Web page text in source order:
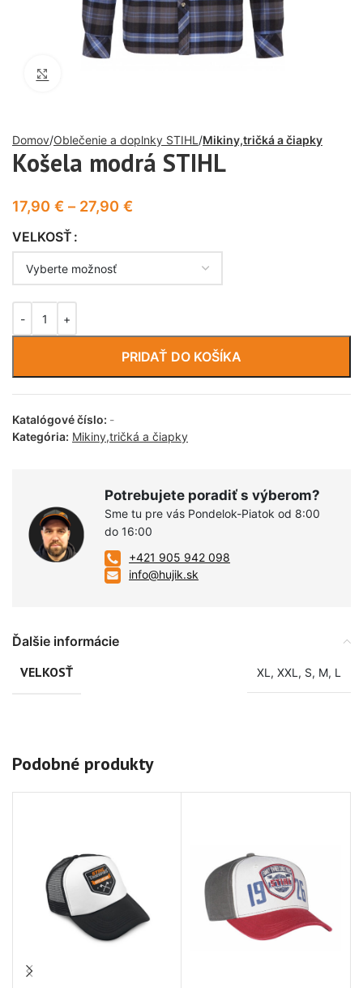
Domov Oblečenie a doplnky STIHL Mikiny,tričká a čiapky
Košela modrá STIHL
17,90 € – 27,90 €
VELKOSŤ
PRIDAŤ DO KOŠÍKA
Katalógové číslo: -
Kategória: Mikiny,tričká a čiapky
Potrebujete poradiť s výberom?
Sme tu pre vás Pondelok-Piatok od 8:00
do 16:00
+421 905 942 098
info@hujik.sk
Ďalšie informácie
VELKOSŤ
XL , XXL , S, M, L
Podobné produkty